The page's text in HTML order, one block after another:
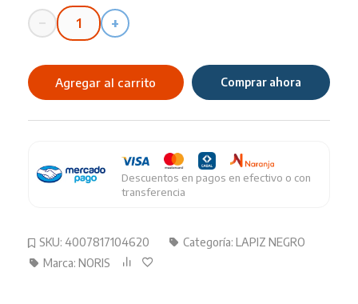
−
Lapiz
Noris
cantidad
+
Agregar al carrito Comprar ahora
SKU: 4007817104620 Categoría: LAPIZ NEGRO
Marca: NORIS
Descuentos en pagos en efectivo o con
transferencia